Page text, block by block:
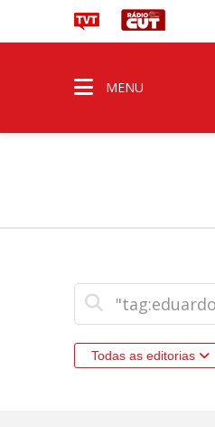
MENU
Todas as editorias